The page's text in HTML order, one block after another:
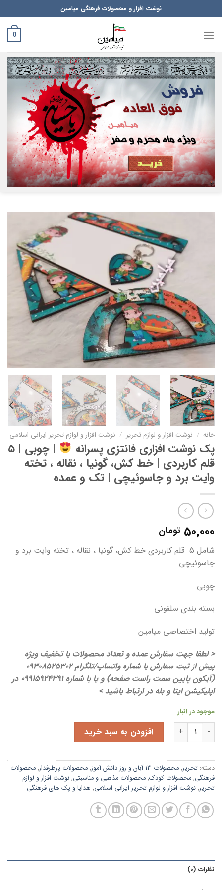
to
content
نوشت افزار و محصولات فرهنگی میامین
0
خانه / نوشت افزار و لوازم تحریر / نوشت افزار و لوازم تحریر ایرانی اسلامی
پک نوشت افزاری فانتزی پسرانه
| چوبی | ۵
قلم کاربردی | خط کش، گونیا ، نقاله ، تخته
وایت برد و جاسوئیچی | تک و عمده
۵۰,۰۰۰ تومان
شامل 5 قلم کاربردی خط کش، گونیا ، نقاله ، تخته وایت برد و
جاسوئیچی
چوبی
بسته بندی سلفونی
تولید اختصاصی میامین
< لطفا جهت سفارش عمده و تعداد محصولات با تخفیف ویژه
پیش از ثبت سفارش با شماره واتساپ/تلگرام 09308525302
(آیکون پایین سمت راست صفحه) و یا با شماره 09915924391 در
اپلیکیشن ایتا و بله در ارتباط باشید >
موجود در انبار
پک نوشت افزاری فانتزی پسرانه | چوبی | ۵ قلم کاربردی | خط کش، گونیا ، نقاله ، تخته وایت برد و جاسوئیچی | تک و عمده عدد
افزودن به سبد خرید
دسته: تحریر, محصولات 13 آبان و روز دانش آموز , محصولات پرطرفدار, محصولات
فرهنگی, محصولات کودک, محصولات مذهبی و مناسبتی, نوشت افزار و لوازم
تحریر, نوشت افزار و لوازم تحریر ایرانی اسلامی, هدایا و پک های فرهنگی
نظرات (0)